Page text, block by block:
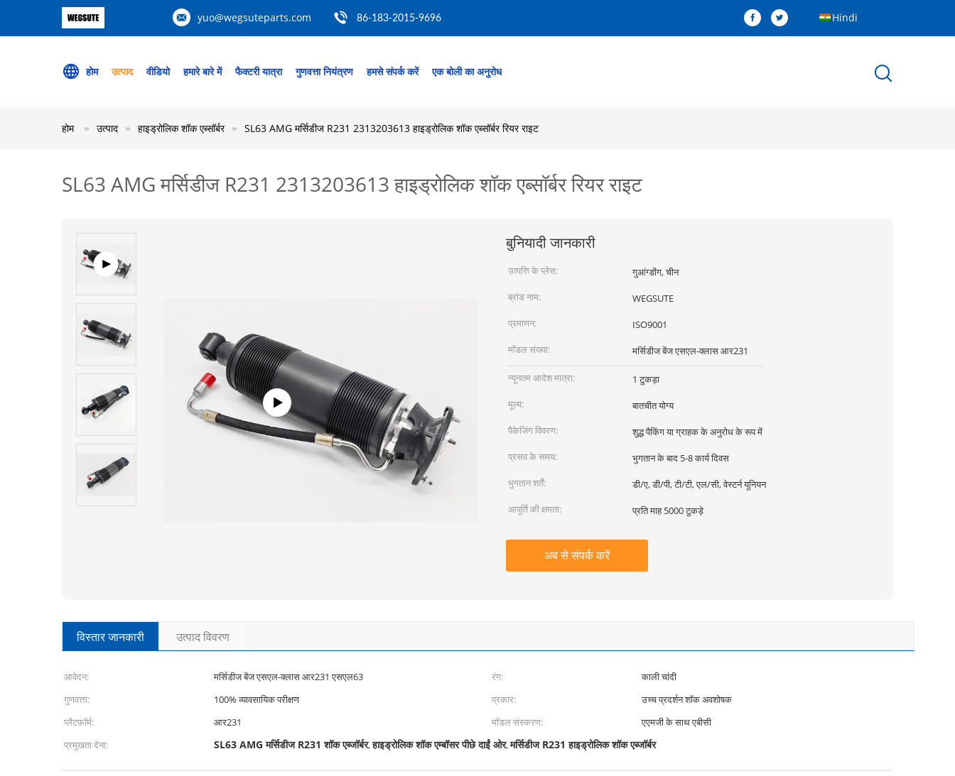
yuo@wegsuteparts.com 86-183-2015-9696 Hindi
होम उत्पाद वीडियो हमारे बारे में फैक्टरी यात्रा गुणवत्ता नियंत्रण हमसे संपर्क करें एक बोली का अनुरोध
होम उत्पाद हाइड्रोलिक शॉक एब्सॉर्बर SL63 AMG मर्सिडीज R231 2313203613 हाइड्रोलिक शॉक एब्सॉर्बर रियर राइट
SL63 AMG मर्सिडीज R231 2313203613 हाइड्रोलिक शॉक एब्सॉर्बर रियर राइट
बुनियादी जानकारी
उत्पत्ति के प्लेस:
गुआंग्डोंग, चीन
ब्रांड नाम:
WEGSUTE
प्रमाणन:
ISO9001
मॉडल संख्या:
मर्सिडीज बेंज एसएल-क्लास आर231
न्यूनतम आदेश मात्रा:
1 टुकड़ा
मूल्य:
बातचीत योग्य
पैकेजिंग विवरण:
शुद्ध पैकिंग या ग्राहक के अनुरोध के रूप में
प्रसव के समय:
भुगतान के बाद 5-8 कार्य दिवस
भुगतान शर्तें:
डी/ए, डी/पी, टी/टी, एल/सी, वेस्टर्न यूनियन
आपूर्ति की क्षमता:
प्रति माह 5000 टुकड़े
अब से संपर्क करें
विस्तार जानकारी उत्पाद विवरण
आवेदन: मर्सिडीज बेंज एसएल-क्लास आर231 एसएल63 रंग:
काली चांदी
गुणवत्ता:
100% व्यावसायिक परीक्षण प्रकार:
उच्च प्रदर्शन शॉक अवशोषक
प्लैटफ़ॉर्म:
आर231 मॉडल संस्करण:
एएमजी के साथ एबीसी
प्रमुखता देना:
SL63 AMG मर्सिडीज R231 शॉक एब्जॉर्बर,हाइड्रोलिक शॉक एम्बॉसर पीछे दाईं ओर,मर्सिडीज R231 हाइड्रोलिक शॉक एब्जॉर्बर